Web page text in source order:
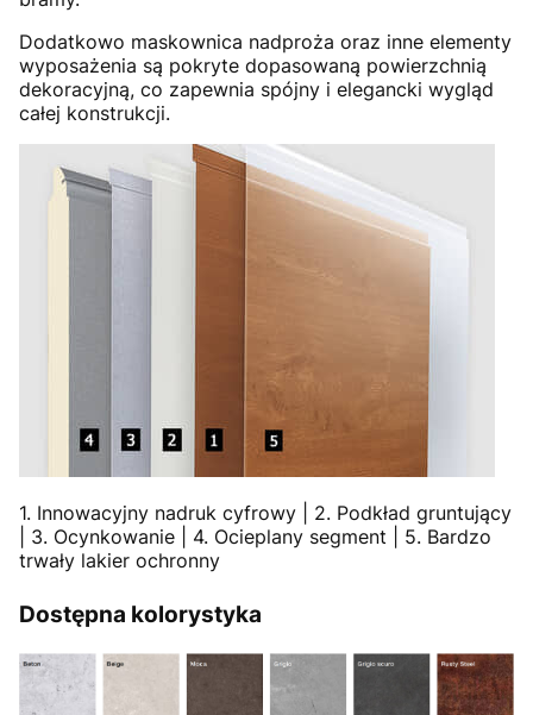
Dodatkowo maskownica nadproża oraz inne elementy
wyposażenia są pokryte dopasowaną powierzchnią
dekoracyjną, co zapewnia spójny i elegancki wygląd
całej konstrukcji.
1. Innowacyjny nadruk cyfrowy | 2. Podkład gruntujący
| 3. Ocynkowanie | 4. Ocieplany segment | 5. Bardzo
trwały lakier ochronny
Dostępna kolorystyka